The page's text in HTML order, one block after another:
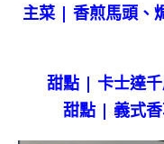
主菜 | 香煎馬頭、
甜點 | 卡士達
甜點 | 義式